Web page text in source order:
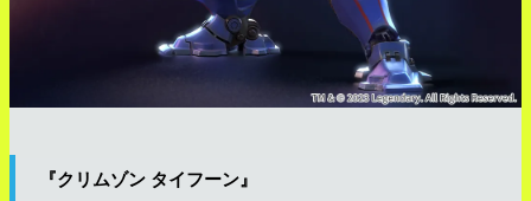
『クリムゾン タイフーン』